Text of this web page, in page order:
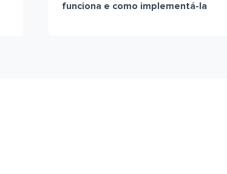
funciona e como implementá-la